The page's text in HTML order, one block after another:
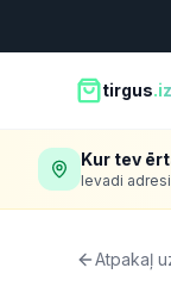
tirgus
Kur tev
Ievadi
Atpakaļ